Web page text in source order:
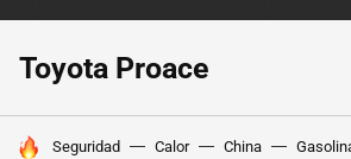
Toyota Proace
HOY SE HABLA DE
Seguridad Calor China